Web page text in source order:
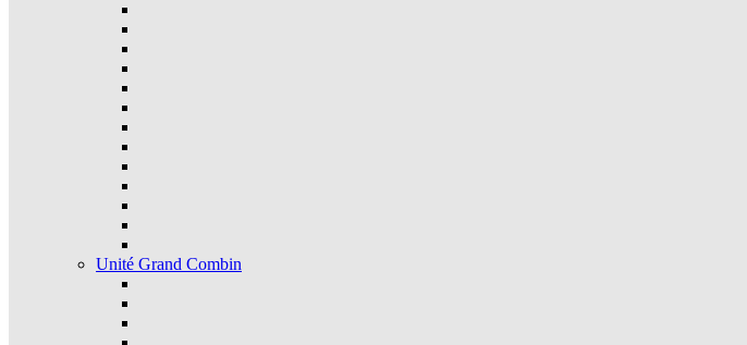
Unité Grand Combin